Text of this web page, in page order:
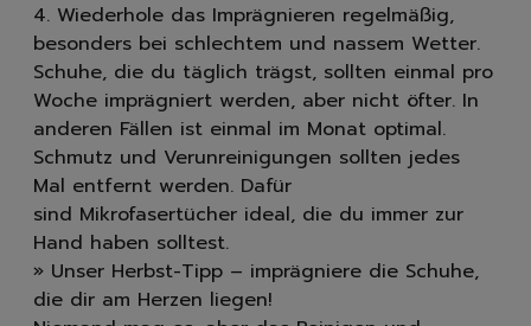
4. Wiederhole das Imprägnieren regelmäßig,
besonders bei schlechtem und nassem Wetter.
Schuhe, die du täglich trägst, sollten einmal pro
Woche imprägniert werden, aber nicht öfter. In
anderen Fällen ist einmal im Monat optimal.
Schmutz und Verunreinigungen sollten jedes
Mal entfernt werden. Dafür
sind Mikrofasertücher ideal, die du immer zur
Hand haben solltest.
» Unser Herbst-Tipp – imprägniere die Schuhe,
die dir am Herzen liegen!